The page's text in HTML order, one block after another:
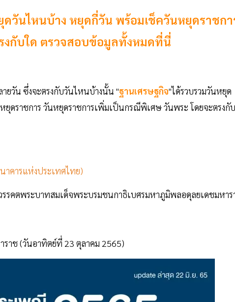
วันไหนบ้าง หยุดกี่วัน พร้อมเช็ควันหยุดราชกา
งกับใด ตรวจสอบข้อมูลทั้งหมดที่นี่
วัน ซึ่งจะตรงกับวันไหนบ้างนั้น "ฐานเศรษฐกิจ"ได้รวบรวมวันหยุด
ดราชการ วันหยุดราชการเพิ่มเป็นกรณีพิเศษ วันพระ โดยจะตรงกับ
าคารแห่งประเทศไทย)
รคตพระบาทสมเด็จพระบรมชนกาธิเบศรมหาภูมิพลอดุลยเดชมหาร
าช (วันอาทิตย์ที่ 23 ตุลาคม 2565)